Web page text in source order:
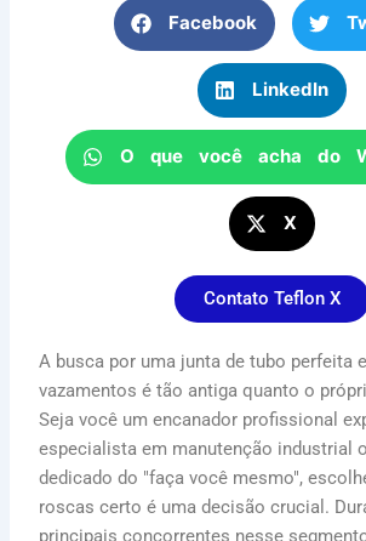
Facebook
LinkedIn
O que você acha do
X
Contato Teflon X
A busca por uma junta de tubo perfeita
vazamentos é tão antiga quanto o
Seja você um encanador profissional
especialista em manutenção industrial
dedicado do "faça você mesmo",
roscas certo é uma decisão crucial.
principais concorrentes nesse